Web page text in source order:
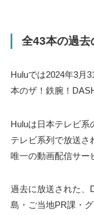
全43本の過去
Huluでは2024年3月
本のザ！鉄腕！
Huluは日本テレビ系
テレビ系列で放送さ
唯一の動画配信サー
過去に放送された、
島・ご当地PR課・